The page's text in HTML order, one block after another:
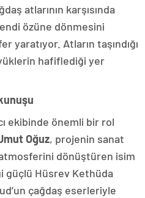
atlarının karşısında
özüne dönmesini
yaratıyor. Atların taşındığı
hafiflediği yer
ekibinde önemli bir rol
Oğuz, projenin sanat
dönüştüren isim
güçlü Hüsrev Kethüda
çağdaş eserleriyle